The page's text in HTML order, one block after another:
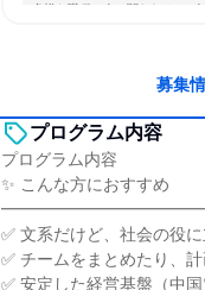
多様な職種の人と関われる
募集
プログラム内容
プログラム内容
✨ こんな方におすすめ
✅ 文系だけど、社会の役
✅ チームをまとめたり、
✅ 安定した経営基盤（中